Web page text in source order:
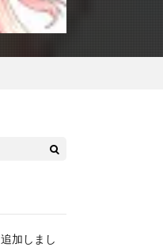
加しまし